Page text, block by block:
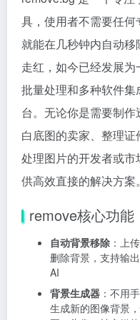
具，使用者不需要任何
就能在几秒钟内自动
走红，如今已经发展为
批量处理和多种软件
台。无论你是需要制
白底图的卖家、整理
处理图片的开发者或
供高效直接的解决方案。
remove核心功能
自动背景移除 ：上
删除背景，支持输
AI
背景生成器 ：不用
生成新的图像背景